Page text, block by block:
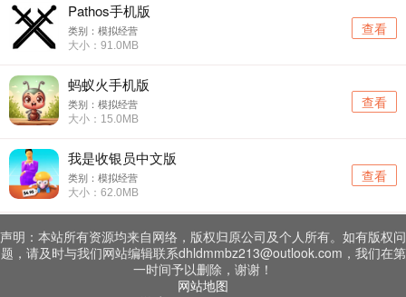
Pathos手机版
类别：模拟经营
大小：91.0MB
查看
蚂蚁火手机版
类别：模拟经营
大小：15.0MB
查看
我是收银员中文版
类别：模拟经营
大小：62.0MB
查看
声明：本站所有资源均来自网络，版权归原公司及个人所有。如有版权问
题，请及时与我们网站编辑联系dhldmmbz213@outlook.com，我们在第
一时间予以删除，谢谢！
网站地图